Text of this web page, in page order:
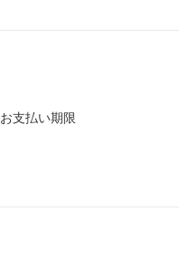
お支払い期限